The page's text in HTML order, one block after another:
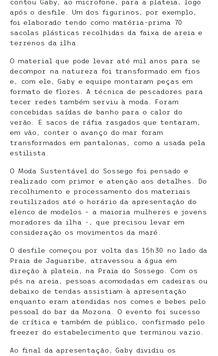
contou Gaby, ao microfone, para a plateia, logo
após o desfile. Um dos figurinos, por exemplo,
foi elaborado tendo como matéria-prima 70
sacolas plásticas recolhidas da faixa de areia e
terrenos da ilha.
O material que pode levar até mil anos para se
decompor na natureza foi transformado em fios
e, com ele, Gaby e equipe montaram peças em
formato de flores. A técnica de pescadores para
tecer redes também serviu à moda. Foram
concebidas saídas de banho para o calor do
verão. E sacos de ráfia rasgados que tentaram,
em vão, conter o avanço do mar foram
transformados em pantalonas, como a usada pela
estilista.
O Moda Sustentável do Sossego foi pensado e
realizado com primor e atenção aos detalhes. Do
recolhimento e processamento dos materiais
reutilizados até o horário da apresentação do
elenco de modelos – a maioria mulheres e jovens
moradores da ilha -, que precisou levar em
consideração os movimentos da maré.
O desfile começou por volta das 15h30 no lado da
Praia de Jaguaribe, atravessou a água em
direção à plateia, na Praia do Sossego. Com os
pés na areia, pessoas acomodadas em cadeiras ou
debaixo de tendas assistiam à apresentação
enquanto eram atendidas nos comes e bebes pelo
pessoal do bar da Mozona. O evento foi sucesso
de crítica e também de público, confirmado pelo
freezer do estabelecimento que terminou vazio.
Ao final da apresentação, Gaby dividiu os